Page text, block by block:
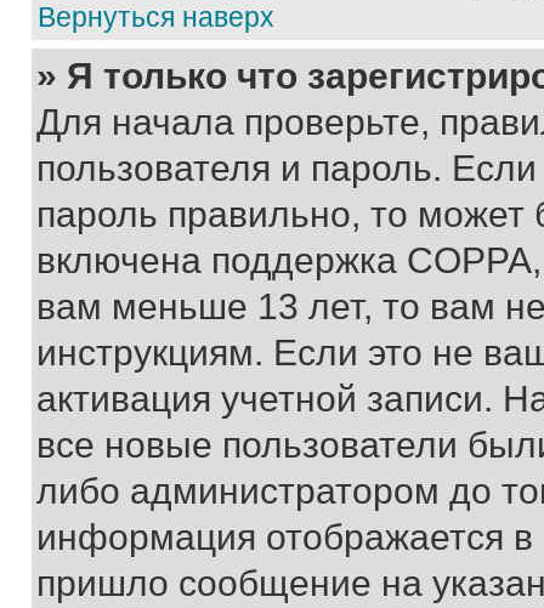
Вернуться наверх
» Я только что
Для начала проверьте,
пользователя и пароль.
пароль правильно, то может
включена поддержка
вам меньше 13 лет, то вам
инструкциям. Если это не
активация учетной записи.
все новые пользователи
либо администратором до
информация отображается
пришло сообщение на